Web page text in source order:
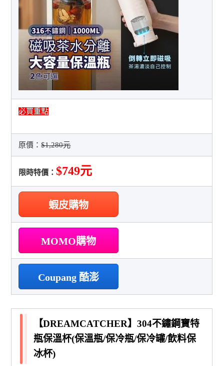
必買重點
原價：$1,280元
限時特價：$749元
蝦皮購物
MOMO購物
Coupang 酷澎
【DREAMCATCHER】304不鏽鋼寶特
瓶保溫杯(保溫瓶/保冷瓶/保冷罐/飲料保
冰杯)